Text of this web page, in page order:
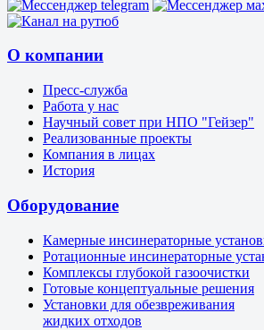
О компании
Пресс-служба
Работа у нас
Научный совет при НПО "Гейзер"
Реализованные проекты
Компания в лицах
История
Оборудование
Камерные инсинераторные
Ротационные инсинераторные
Комплексы глубокой газоочистки
Готовые концептуальные решения
Установки для обезвреживания
жидких отходов